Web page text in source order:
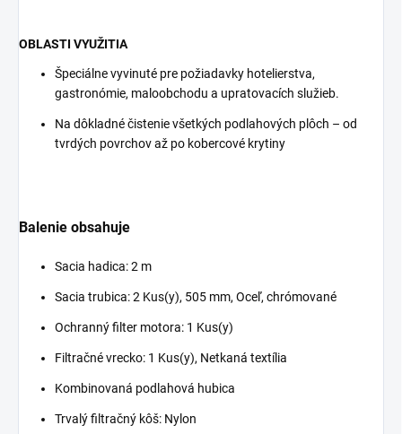
OBLASTI VYUŽITIA
Špeciálne vyvinuté pre požiadavky hotelierstva,
gastronómie, maloobchodu a upratovacích služieb.
Na dôkladné čistenie všetkých podlahových plôch – od
tvrdých povrchov až po kobercové krytiny
Balenie obsahuje
Sacia hadica: 2 m
Sacia trubica: 2 Kus(y), 505 mm, Oceľ, chrómované
Ochranný filter motora: 1 Kus(y)
Filtračné vrecko: 1 Kus(y), Netkaná textília
Kombinovaná podlahová hubica
Trvalý filtračný kôš: Nylon